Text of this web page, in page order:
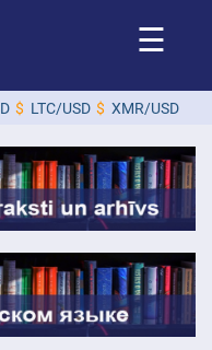
☰
LTC/USD$ XMR/USD$ ZEC/